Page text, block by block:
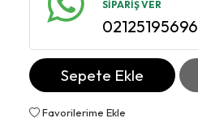
SİPARİŞ VER
02125195696
Sepete Ekle
Favorilerime Ekle